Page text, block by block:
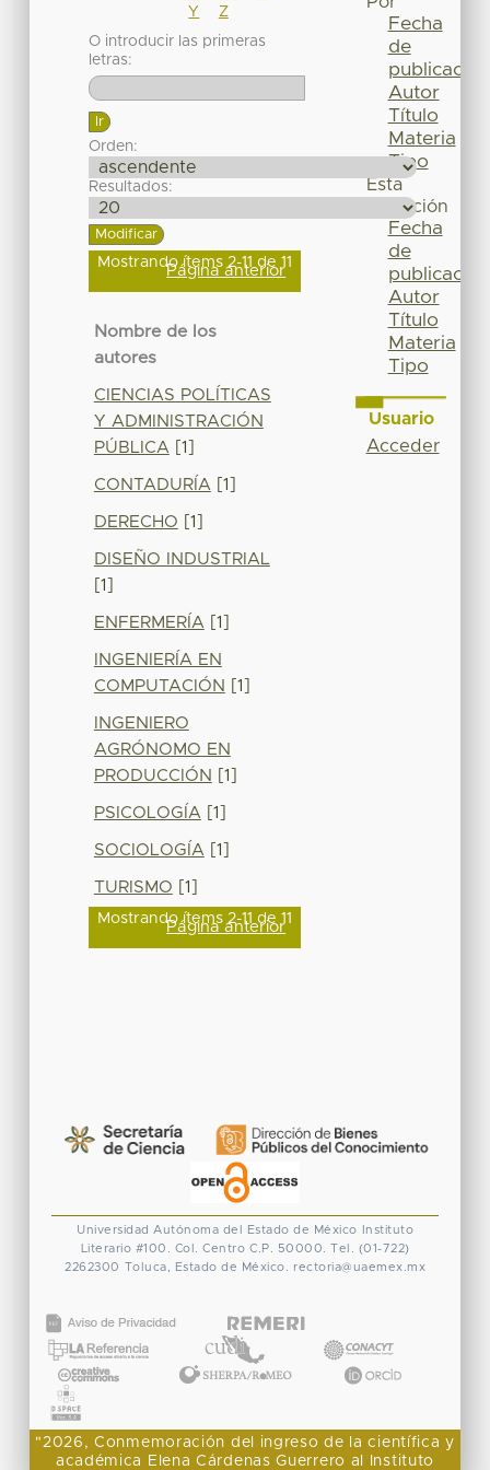
Y
Z
O introducir las primeras
letras:
Orden:
Resultados:
Mostrando ítems 2-11 de 11
Página anterior
Nombre de los
autores
CIENCIAS POLÍTICAS
Y ADMINISTRACIÓN
PÚBLICA [1]
CONTADURÍA [1]
DERECHO [1]
DISEÑO INDUSTRIAL
[1]
ENFERMERÍA [1]
INGENIERÍA EN
COMPUTACIÓN
[1]
INGENIERO
AGRÓNOMO EN
PRODUCCIÓN
[1]
PSICOLOGÍA [1]
SOCIOLOGÍA [1]
TURISMO [1]
Mostrando ítems 2-11 de 11
Página anterior
Fecha
de
publicación
Autor
Título
Materia
Tipo
Esta
colección
Fecha
de
publicación
Autor
Título
Materia
Tipo
Usuario
Acceder
Universidad Autónoma del Estado de México
Instituto
Literario #100. Col. Centro C.P. 50000. Tel. (01-722)
2262300 Toluca, Estado de México. rectoria@uaemex.mx
"2026, Conmemoración del ingreso de la científica y
académica Elena Cárdenas Guerrero al Instituto